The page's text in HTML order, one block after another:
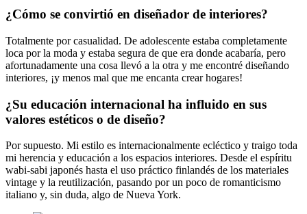
¿Cómo se convirtió en diseñador de interiores?
Totalmente por casualidad. De adolescente estaba completamente
loca por la moda y estaba segura de que era donde acabaría, pero
afortunadamente una cosa llevó a la otra y me encontré diseñando
interiores, ¡y menos mal que me encanta crear hogares!
¿Su educación internacional ha influido en sus
valores estéticos o de diseño?
Por supuesto. Mi estilo es internacionalmente ecléctico y traigo toda
mi herencia y educación a los espacios interiores. Desde el espíritu
wabi-sabi japonés hasta el uso práctico finlandés de los materiales
vintage y la reutilización, pasando por un poco de romanticismo
italiano y, sin duda, algo de Nueva York.